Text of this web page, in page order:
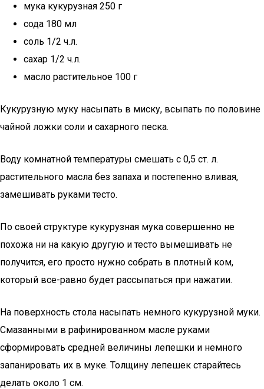
мука кукурузная 250 г
сода 180 мл
соль 1/2 ч.л.
сахар 1/2 ч.л.
масло растительное 100 г
Кукурузную муку насыпать в миску, всыпать по половине
чайной ложки соли и сахарного песка.
Воду комнатной температуры смешать с 0,5 ст. л.
растительного масла без запаха и постепенно вливая,
замешивать руками тесто.
По своей структуре кукурузная мука совершенно не
похожа ни на какую другую и тесто вымешивать не
получится, его просто нужно собрать в плотный ком,
который все-равно будет рассыпаться при нажатии.
На поверхность стола насыпать немного кукурузной муки.
Смазанными в рафинированном масле руками
сформировать средней величины лепешки и немного
запанировать их в муке. Толщину лепешек старайтесь
делать около 1 см.